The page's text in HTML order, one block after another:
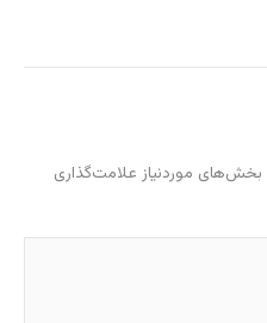
بخش‌های موردنیاز علامت‌گذاری